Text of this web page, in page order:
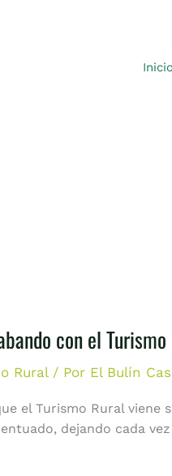
Inicio
con el
Rural/ Por El Bulín
el Turismo Rural
dejando cada